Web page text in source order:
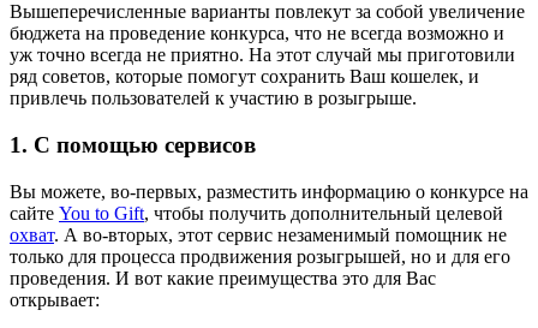
Вышеперечисленные варианты повлекут за собой увеличение
бюджета на проведение конкурса, что не всегда возможно и
уж точно всегда не приятно. На этот случай мы приготовили
ряд советов, которые помогут сохранить Ваш кошелек, и
привлечь пользователей к участию в розыгрыше.
1. С помощью сервисов
Вы можете, во-первых, разместить информацию о конкурсе на
сайте You to Gift, чтобы получить дополнительный целевой
охват. А во-вторых, этот сервис незаменимый помощник не
только для процесса продвижения розыгрышей, но и для его
проведения. И вот какие преимущества это для Вас
открывает: